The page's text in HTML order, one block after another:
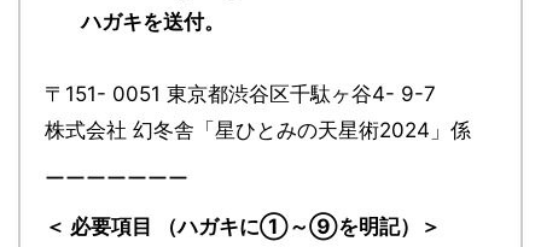
ハガキを送付。
〒151- 0051 東京都渋谷区千駄ヶ谷4- 9-7
株式会社 幻冬舎「星ひとみの天星術2024」係
ーーーーーーー
＜ 必要項目 （ハガキに①～⑨を明記）＞